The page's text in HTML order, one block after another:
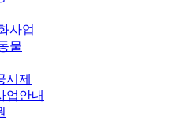
사업
물
시제
업안내